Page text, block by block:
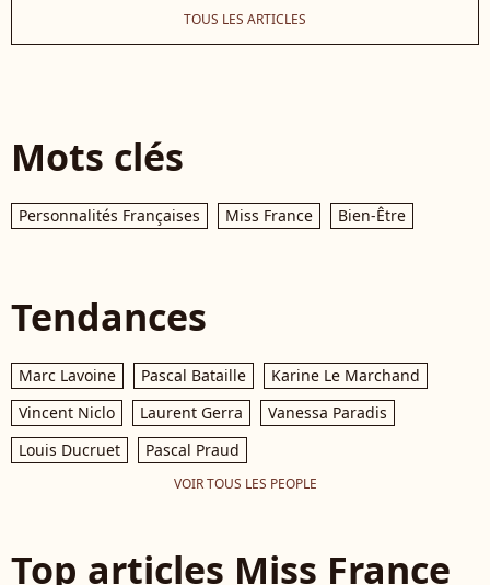
TOUS LES ARTICLES
Mots clés
Personnalités Françaises Miss France Bien-Être
Tendances
Marc Lavoine Pascal Bataille
Karine Le Marchand
Vincent Niclo
Laurent Gerra
Vanessa Paradis
Louis Ducruet
Pascal Praud
VOIR TOUS LES PEOPLE
Top articles Miss France